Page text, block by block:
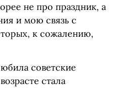
не про праздник, а
и мою связь с
к сожалению,
советские
стала